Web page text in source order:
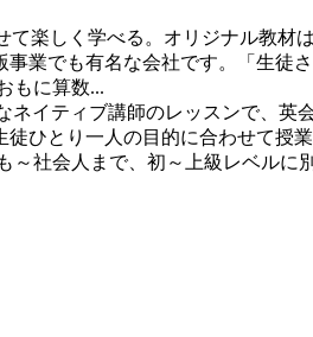
て楽しく学べる。オリジナル教材
業でも有名な会社です。「生徒
もに算数...
ネイティブ講師のレッスンで、英
ひとり一人の目的に合わせて授
～社会人まで、初～上級レベルに